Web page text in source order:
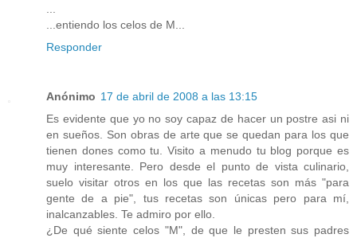
...entiendo los celos de M...
Responder
Anónimo 17 de abril de 2008 a las 13:15
Es evidente que yo no soy capaz de hacer un postre asi ni
en sueños. Son obras de arte que se quedan para los que
tienen dones como tu. Visito a menudo tu blog porque es
muy interesante. Pero desde el punto de vista culinario,
suelo visitar otros en los que las recetas son más "para
gente de a pie", tus recetas son únicas pero para mí,
inalcanzables. Te admiro por ello.
¿De qué siente celos "M", de que le presten sus padres